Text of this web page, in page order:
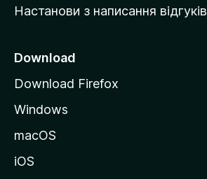
M
z
l
l
Настанови з написання відгуків
Download
Download Firefox
Windows
macOS
iOS